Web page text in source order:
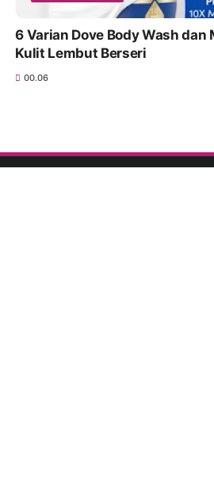
6 Varian Dove Body Wash
Kulit Lembut Berseri
00.06